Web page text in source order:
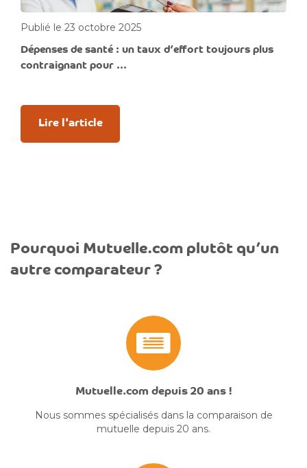
Publié le 23 octobre 2025
Dépenses de santé : un taux d’effort toujours plus
contraignant pour ...
Lire l'article
Pourquoi Mutuelle.com plutôt qu’un
autre comparateur ?
Mutuelle.com depuis 20 ans !
Nous sommes spécialisés dans la comparaison de
mutuelle depuis 20 ans.